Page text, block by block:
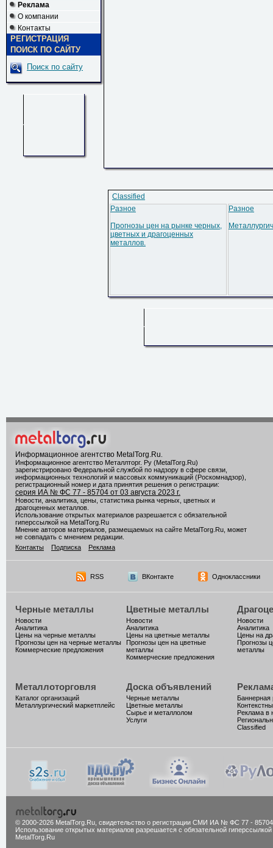
Реклама
О компании
Контакты
РЕГИСТРАЦИЯ
ПОИСК ПО САЙТУ
Поиск по сайту
Classified
Разное
Прогнозы цен на рынке черных,
цветных и драгоценных
металлов.
Разное
Информационное агентство MetalTorg.Ru
Информационное агентство Металлторг. Ру (MetalTorg.Ru)
зарегистрировано Федеральной службой по надзору в сфере связи,
информационных технологий и массовых коммуникаций (Роскомнадзор),
регистрационный номер и дата принятия решения о регистрации:
серия ИА № ФС 77 - 85704 от 03 августа 2023 г.
Новости, аналитика, цены, статистика рынка черных, цветных и
драгоценных металлов.
Использование открытых материалов разрешается с обязательной
гиперссылкой на MetalTorg.Ru
Мнение авторов материалов, размещаемых на сайте MetalTorg.Ru, может
не совпадать с мнением редакции.
Контакты
Подписка Реклама
RSS ВКонтакте Одноклассники
Черные металлы
Новости
Аналитика
Цены на черные металлы
Прогнозы цен на черные металлы
Коммерческие предложения
Цветные металлы
Новости
Аналитика
Цены на цветные металлы
Прогнозы цен на цветные
металлы
Коммерческие предложения
Новости
Аналитика
Цены на
Прогнозы
металлы
Металлоторговля
Каталог организаций
Металлургический маркетплейс
Доска объявлений
Черные металлы
Цветные металлы
Сырье и металлолом
Услуги
Баннерная
Реклама в
Classified
© 2000-2026 MetalTorg.Ru, cвидетельство о регистрации СМИ ИА № ФС 77 - 85704
Использование открытых материалов разрешается с обязательной гиперссылкой
MetalTorg.Ru